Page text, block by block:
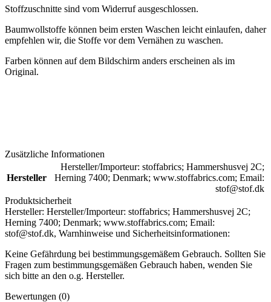
Stoffzuschnitte sind vom Widerruf ausgeschlossen.
Baumwollstoffe können beim ersten Waschen leicht einlaufen, daher
empfehlen wir, die Stoffe vor dem Vernähen zu waschen.
Farben können auf dem Bildschirm anders erscheinen als im
Original.
Zusätzliche Informationen
Hersteller
Hersteller/Importeur: stoffabrics; Hammershusvej 2C;
Herning 7400; Denmark; www.stoffabrics.com; Email:
stof@stof.dk
Produktsicherheit
Hersteller: Hersteller/Importeur: stoffabrics; Hammershusvej 2C;
Herning 7400; Denmark; www.stoffabrics.com; Email:
stof@stof.dk, Warnhinweise und Sicherheitsinformationen:
Keine Gefährdung bei bestimmungsgemäßem Gebrauch. Sollten Sie
Fragen zum bestimmungsgemäßen Gebrauch haben, wenden Sie
sich bitte an den o.g. Hersteller.
Bewertungen (0)